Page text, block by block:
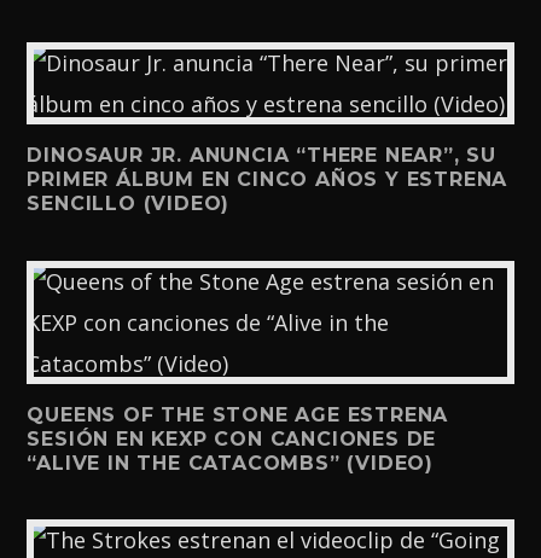
DINOSAUR JR. ANUNCIA “THERE NEAR”, SU
PRIMER ÁLBUM EN CINCO AÑOS Y ESTRENA
SENCILLO (VIDEO)
QUEENS OF THE STONE AGE ESTRENA
SESIÓN EN KEXP CON CANCIONES DE
“ALIVE IN THE CATACOMBS” (VIDEO)